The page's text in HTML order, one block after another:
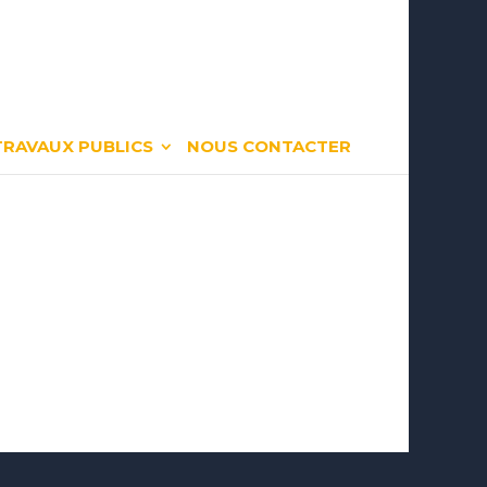
PUBLICS NOUS CONTACTER